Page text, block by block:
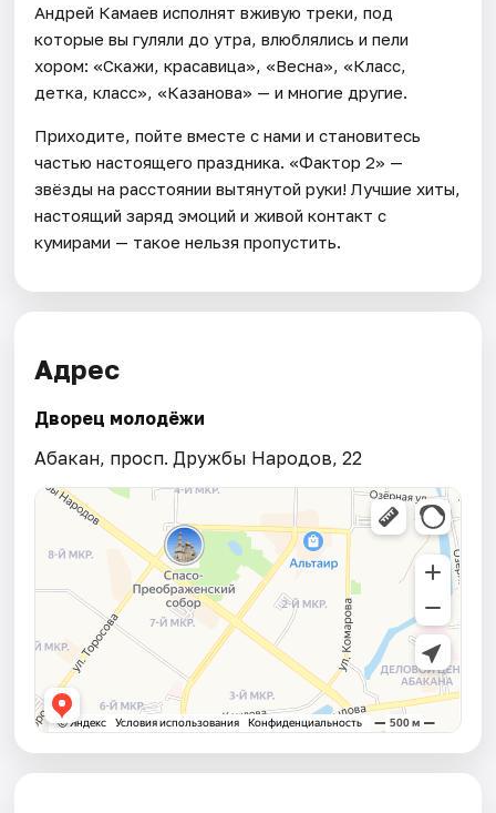
Андрей Камаев исполнят вживую треки, под
которые вы гуляли до утра, влюблялись и пели
хором: «Скажи, красавица», «Весна», «Класс,
детка, класс», «Казанова» — и многие другие.
Приходите, пойте вместе с нами и становитесь
частью настоящего праздника. «Фактор 2» —
звёзды на расстоянии вытянутой руки! Лучшие хиты,
настоящий заряд эмоций и живой контакт с
кумирами — такое нельзя пропустить.
Адрес
Дворец молодёжи
Абакан, просп. Дружбы Народов, 22